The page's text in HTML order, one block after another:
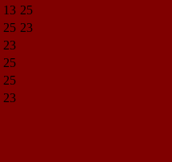
13 25
25 23
23
25
25
23